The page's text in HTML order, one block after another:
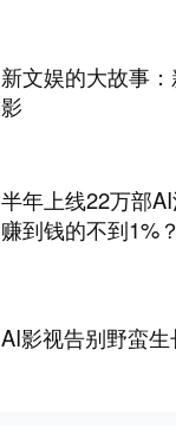
新文娱的大故事
影
半年上线22万部
赚到钱的不到1%？
AI影视告别野蛮生